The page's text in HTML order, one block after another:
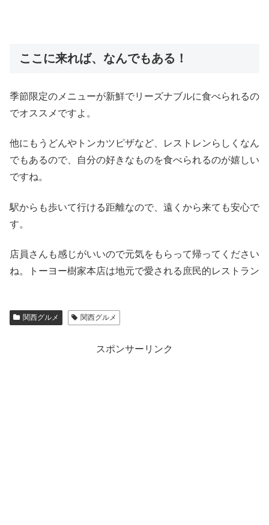
ここに来れば、なんでもある！
季節限定のメニューが新鮮でリーズナブルに食べられるの
でオススメですよ。
他にもうどんやトンカツピザなど、レストレンらしくなん
でもあるので、自分の好きなものを食べられるのが嬉しい
ですね。
駅からも歩いて行ける距離なので、遠くから来ても安心で
す。
店員さんも感じがいいので元気をもらって帰ってください
ね。トーヨー樹家本店は地元で愛される庶民的レストラン
関西グルメ 関西グルメ
スポンサーリンク